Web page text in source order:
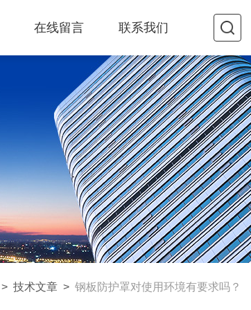
在线留言 联系我们
> 技术文章 > 钢板防护罩对使用环境有要求吗？